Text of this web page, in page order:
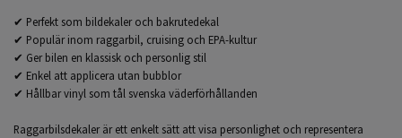
✔ Perfekt som bildekaler och bakrutedekal
✔ Populär inom raggarbil, cruising och EPA-kultur
✔ Ger bilen en klassisk och personlig stil
✔ Enkel att applicera utan bubblor
✔ Hållbar vinyl som tål svenska väderförhållanden
Raggarbilsdekaler är ett enkelt sätt att visa personlighet och representera